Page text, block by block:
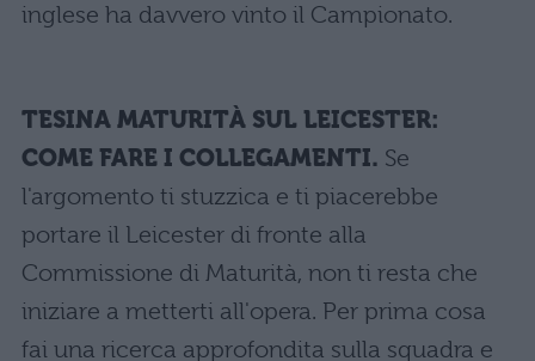
inglese ha davvero vinto il Campionato.
TESINA MATURITÀ SUL LEICESTER:
COME FARE I COLLEGAMENTI. Se
l'argomento ti stuzzica e ti piacerebbe
portare il Leicester di fronte alla
Commissione di Maturità, non ti resta che
iniziare a metterti all'opera. Per prima cosa
fai una ricerca approfondita sulla squadra e